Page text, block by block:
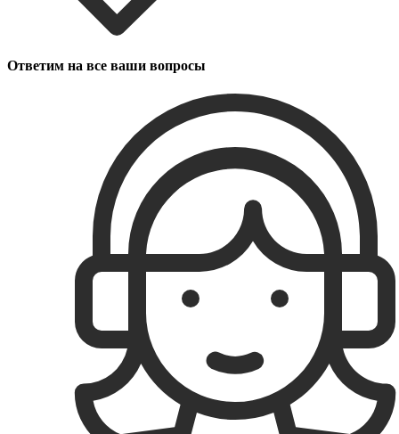
Ответим на все ваши вопросы